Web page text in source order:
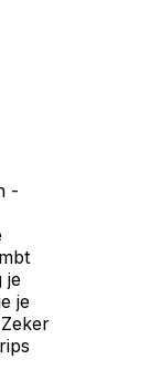
-
je
je